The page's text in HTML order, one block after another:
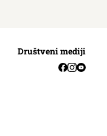
Društveni mediji
Facebook